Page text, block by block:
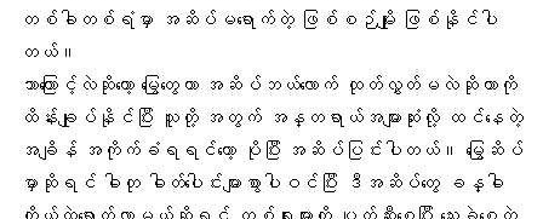
တစ်ခါတစ်ရံမှာ အဆိပ်မရောက်တဲ့ ဖြစ်စဉ်မျိုး ဖြစ်နိုင်ပါ
တယ်။
ဘာကြောင့်လဲဆိုတော့ မြွေတွေဟာ အဆိပ်ဘယ်လောက် ထုတ်လွှတ်မလဲဆိုတာကို
ထိန်းချုပ်နိုင်ပြီး သူတို့ အတွက် အန္တရာယ်အများဆုံးလို့ ထင်နေတဲ့
အချိန် အကိုက်ခံရရင်တော့ ပိုပြီး အဆိပ်ပြင်းပါတယ်။ မြွေဆိပ်
မှာဆိုရင် ဓါတု ဓါတ်ပေါင်းများစွာပါဝင်ပြီး ဒီအဆိပ်တွေ ခန္ဓါ